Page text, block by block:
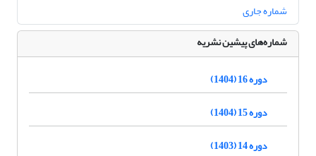
شماره جاری
شماره‌های پیشین نشریه
دوره 16 (1404)
دوره 15 (1404)
دوره 14 (1403)